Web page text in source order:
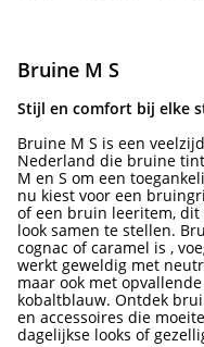
Bruine M S
Stijl en comfort bij elke
Bruine M S is een
Nederland die bruine
M en S om een
nu kiest voor een
of een bruin leeritem,
look samen te stellen.
cognac of caramel is ,
werkt geweldig met
maar ook met
kobaltblauw. Ontdek
en accessoires die
dagelijkse looks of